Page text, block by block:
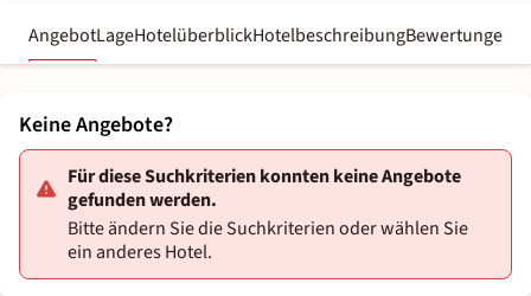
AngebotLageHotelüberblickHotelbeschreibungBewertungen
Keine Angebote?
Für diese Suchkriterien konnten keine Angebote
gefunden werden.
Bitte ändern Sie die Suchkriterien oder wählen Sie
ein anderes Hotel.